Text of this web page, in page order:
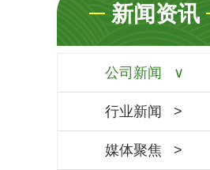
新闻资讯
公司新闻
行业新闻
媒体聚焦